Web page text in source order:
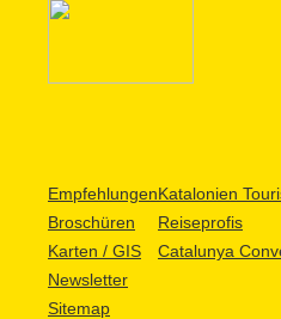
Empfehlungen
Broschüren
Karten / GIS
Newsletter
Sitemap
Katalonien
Reiseprofis
Catalunya